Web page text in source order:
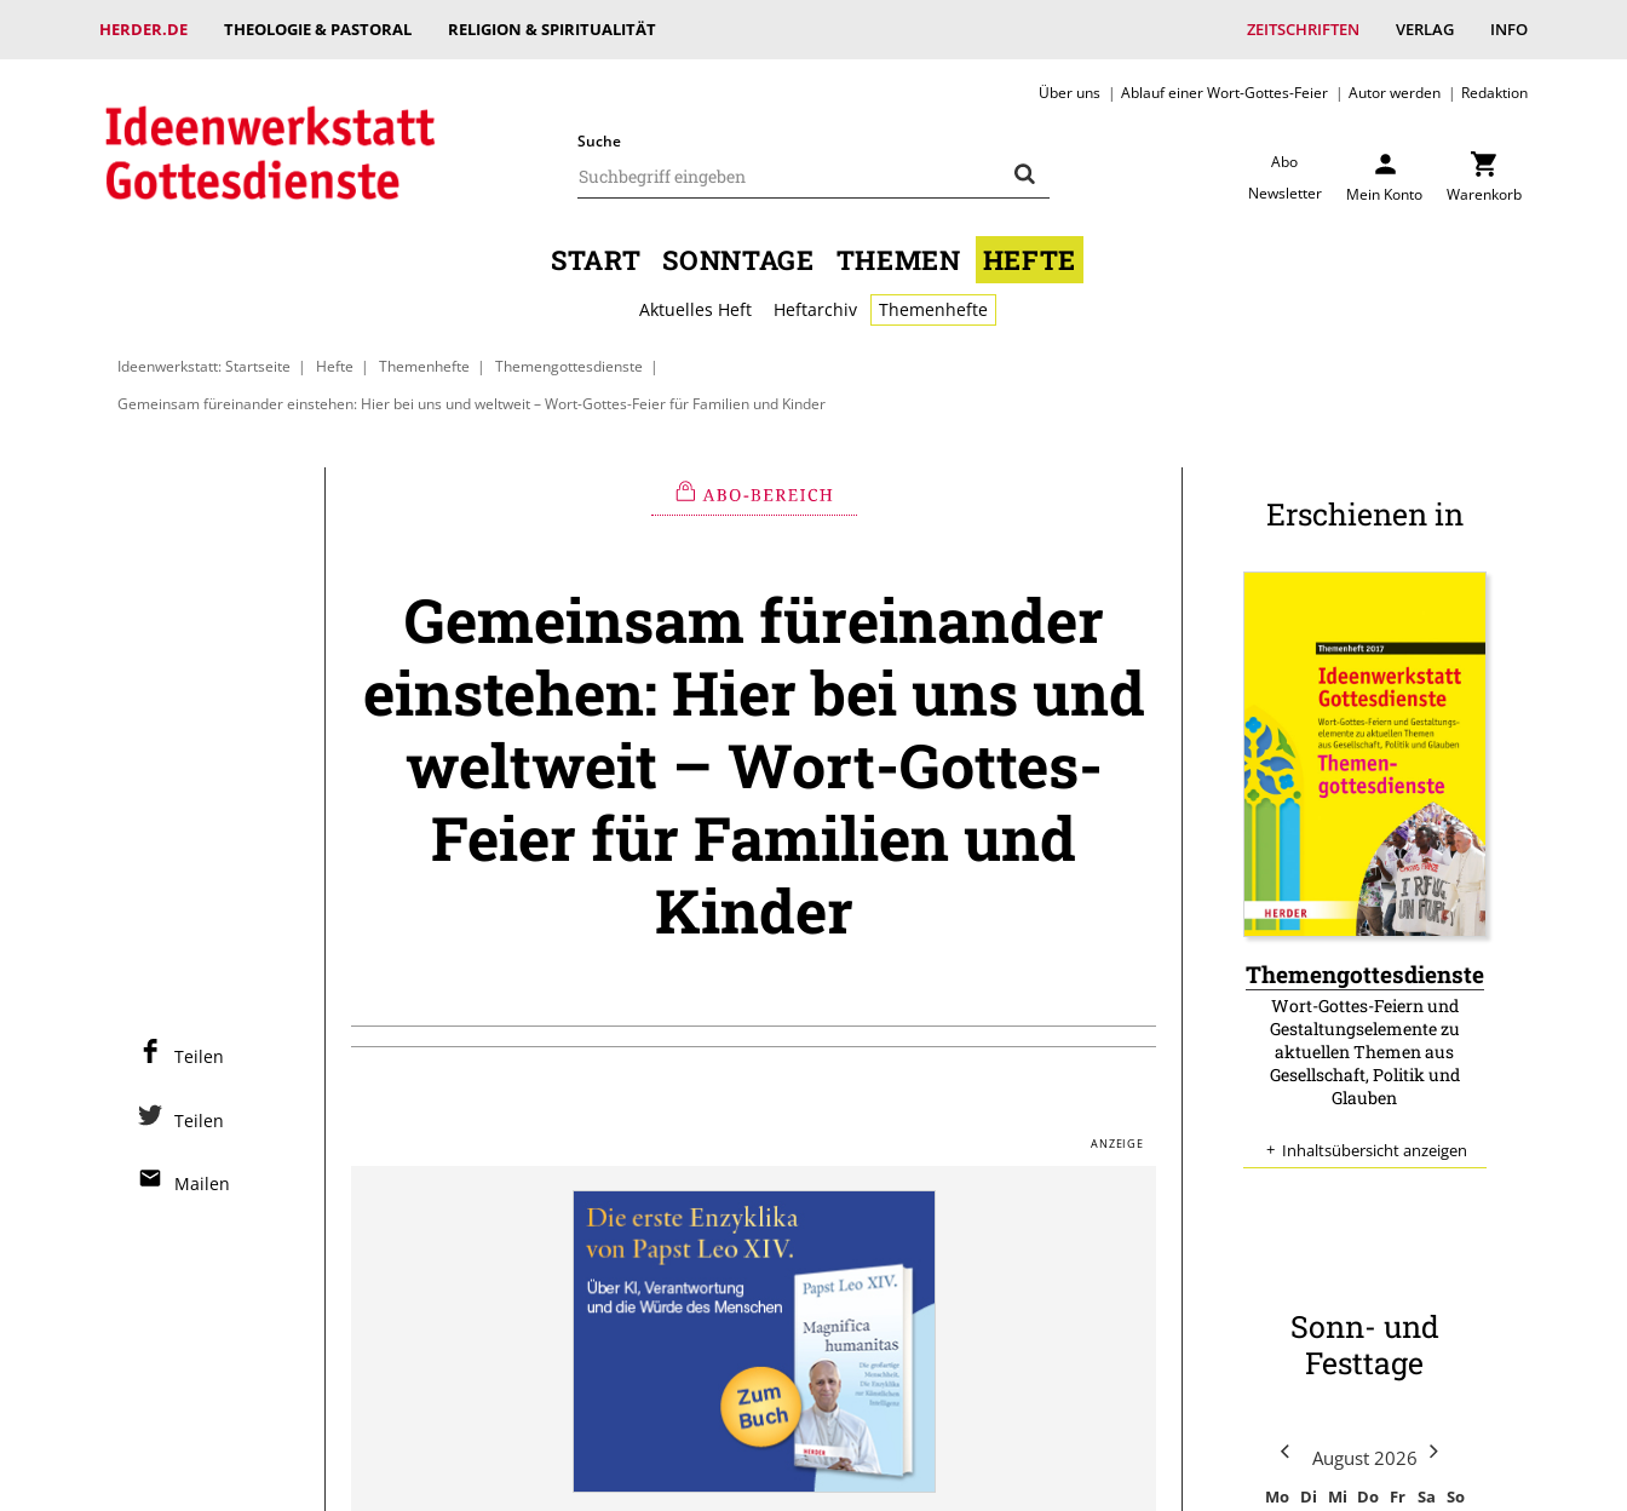
HERDER.DE THEOLOGIE & PASTORAL RELIGION & SPIRITUALITÄT ZEITSCHRIFTEN VERLAG INFO
Über uns Ablauf einer Wort-Gottes-Feier Autor werden Redaktion
Suche
Abo
Newsletter
Mein Konto Warenkorb
START SONNTAGE THEMEN HEFTE
Aktuelles Heft Heftarchiv Themenhefte
Ideenwerkstatt: Startseite Hefte Themenhefte
Themengottesdienste
Gemeinsam füreinander einstehen: Hier bei uns und weltweit – Wort-Gottes-Feier für Familien und Kinder
Gemeinsam füreinander
einstehen: Hier bei uns und
weltweit – Wort-Gottes-
Feier für Familien und
Kinder
Teilen
Teilen
Mailen
Erschienen in
Themengottesdienste:
Wort-Gottes-Feiern und
Gestaltungselemente zu
aktuellen Themen aus
Gesellschaft, Politik und
Glauben
Inhaltsübersicht anzeigen
Sonn- und
Festtage
August 2026
Mo Di Mi Do Fr Sa So